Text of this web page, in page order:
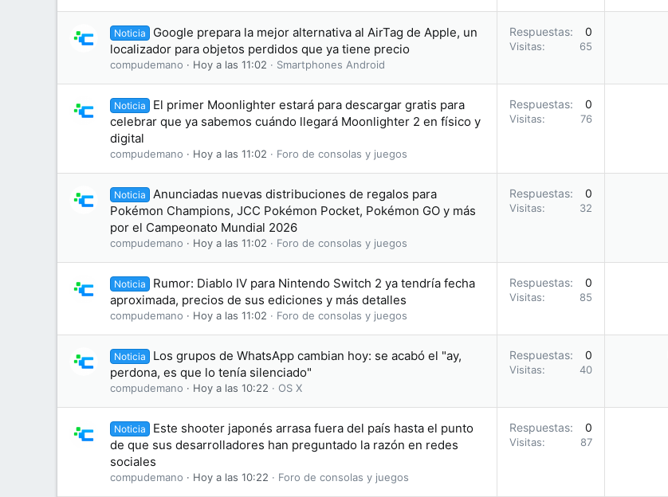
Noticia
Google prepara la mejor alternativa al AirTag de Apple, un
localizador para objetos perdidos que ya tiene precio
compudemano Hoy a las 11:02 Smartphones Android
Respuestas 0
Visitas 65
Noticia
El primer Moonlighter estará para descargar gratis para
celebrar que ya sabemos cuándo llegará Moonlighter 2 en físico y
digital
compudemano Hoy a las 11:02 Foro de consolas y juegos
Respuestas 0
Visitas 76
Noticia
Anunciadas nuevas distribuciones de regalos para
Pokémon Champions, JCC Pokémon Pocket, Pokémon GO y más
por el Campeonato Mundial 2026
compudemano Hoy a las 11:02 Foro de consolas y juegos
Respuestas 0
Visitas 32
Noticia
Rumor: Diablo IV para Nintendo Switch 2 ya tendría fecha
aproximada, precios de sus ediciones y más detalles
compudemano Hoy a las 11:02 Foro de consolas y juegos
Respuestas 0
Visitas 85
Noticia
Los grupos de WhatsApp cambian hoy: se acabó el "ay,
perdona, es que lo tenía silenciado"
compudemano Hoy a las 10:22 OS X
Respuestas 0
Visitas 40
Noticia
Este shooter japonés arrasa fuera del país hasta el punto
de que sus desarrolladores han preguntado la razón en redes
sociales
compudemano Hoy a las 10:22 Foro de consolas y juegos
Respuestas 0
Visitas 87